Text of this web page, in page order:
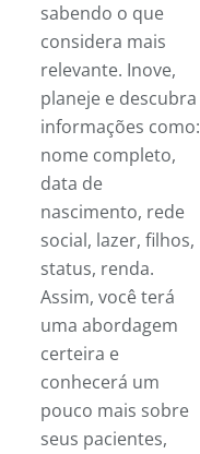
sabendo o que
considera mais
relevante. Inove,
planeje e descubra
informações como:
nome completo,
data de
nascimento, rede
social, lazer, filhos,
status, renda.
Assim, você terá
uma abordagem
certeira e
conhecerá um
pouco mais sobre
seus pacientes,